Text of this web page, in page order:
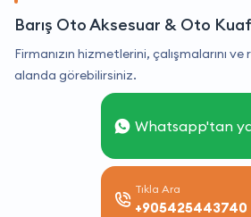
Barış Oto Aksesuar & Oto
Firmanızın hizmetlerini, çalışmalarını ve
alanda görebilirsiniz.
Whatsapp'tan
Tıkla Ara
+905425443740